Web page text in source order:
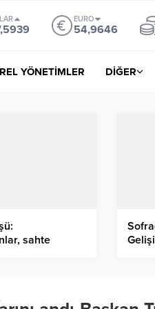
EURO
54,9646
YÖNETİMLER DİĞER
sahte